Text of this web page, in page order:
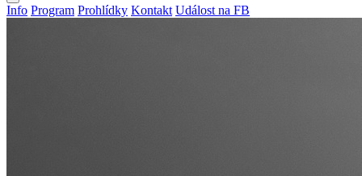
Info Program Prohlídky Kontakt Událost na FB